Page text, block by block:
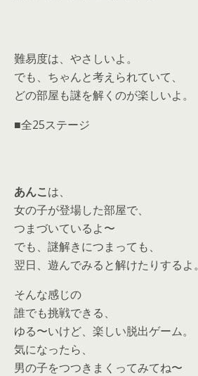
難易度は、やさしいよ。
でも、ちゃんと考えられていて、
どの部屋も謎を解くのが楽しいよ。
■全25ステージ
あんこは、
女の子が登場した部屋で、
つまづいているよ〜
でも、謎解きにつまっても、
翌日、遊んでみると解けたりするよ。
そんな感じの
誰でも挑戦できる、
ゆる〜いけど、楽しい脱出ゲーム。
気になったら、
男の子をつつきまくってみてね〜